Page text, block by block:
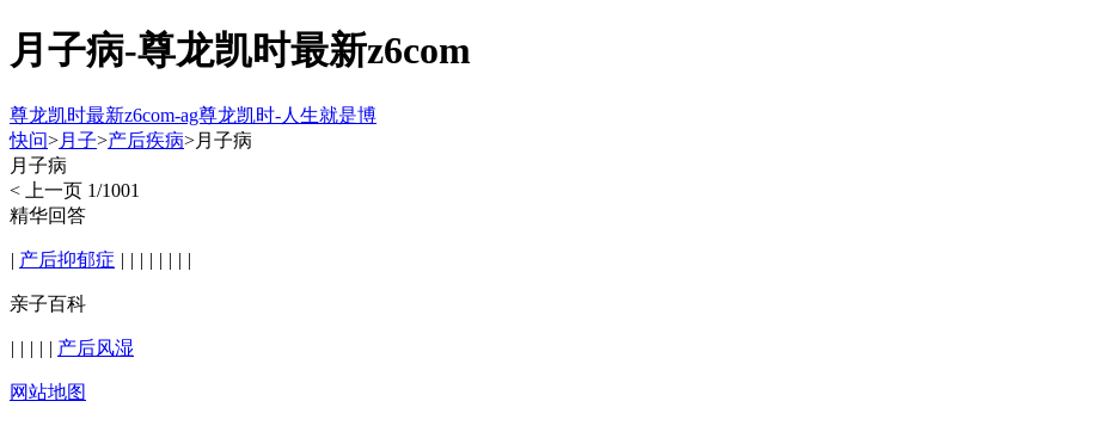
月子病-尊龙凯时最新z6com
尊龙凯时最新z6com-ag尊龙凯时-人生就是博
快问>月子>产后疾病>月子病
月子病
< 上一页 1/1001
精华回答
| 产后抑郁症 | | | | | | | |
亲子百科
| | | | | 产后风湿
网站地图